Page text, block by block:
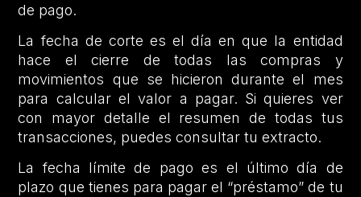
de pago.
La fecha de corte es el día en que la entidad
hace el cierre de todas las compras y
movimientos que se hicieron durante el mes
para calcular el valor a pagar. Si quieres ver
con mayor detalle el resumen de todas tus
transacciones, puedes consultar tu extracto.
La fecha límite de pago es el último día de
plazo que tienes para pagar el “préstamo” de tu